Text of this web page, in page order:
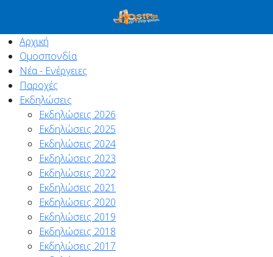
Αρχική
Ομοσπονδία
Νέα - Ενέργειες
Παροχές
Εκδηλώσεις
Εκδηλώσεις 2026
Εκδηλώσεις 2025
Εκδηλώσεις 2024
Εκδηλώσεις 2023
Εκδηλώσεις 2022
Εκδηλώσεις 2021
Εκδηλώσεις 2020
Εκδηλώσεις 2019
Εκδηλώσεις 2018
Εκδηλώσεις 2017